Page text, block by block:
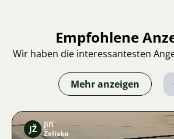
Empfohlene
Wir haben die interessantesten
Mehr anzeigen
JŽ
Jiří
Želísko